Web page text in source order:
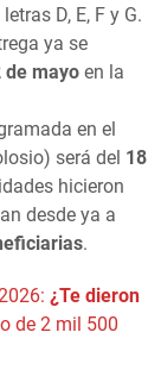
D, E, F y G.
ya se
de mayo en la
en el
será del 18
hicieron
desde ya a
.
¿Te dieron
de 2 mil 500